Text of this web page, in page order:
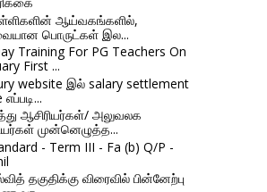
ஆய்வகங்களில்,
பொருட்கள் இல...
Training For PG Teachers On
First ...
website இல் salary settlement
ஆசிரியர்கள்/ அலுவலக
முன்னெழுத்த...
- Term III - Fa (b) Q/P -
தகுதிக்கு விரைவில் பின்னேற்பு